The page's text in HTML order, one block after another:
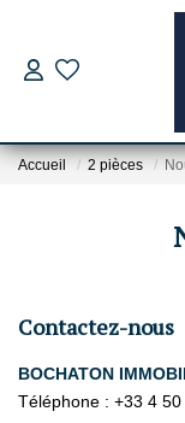
Accueil 2 pièces
Contactez-nous
BOCHATON
Téléphone : +33 4